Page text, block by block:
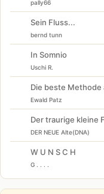
pally66
Sein Fluss...
bernd tunn
In Somnio
Uschi R.
Die beste Methode
Ewald Patz
Der traurige kleine
DER NEUE Alte(DNA)
W U N S C H
G . . . .